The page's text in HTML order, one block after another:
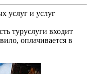
услуг и услуг
туруслуги входит
оплачивается в